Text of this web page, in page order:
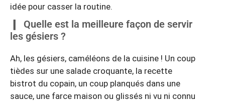
idée pour casser la routine.
Quelle est la meilleure façon de servir
les gésiers ?
Ah, les gésiers, caméléons de la cuisine ! Un coup
tièdes sur une salade croquante, la recette
bistrot du copain, un coup planqués dans une
sauce, une farce maison ou glissés ni vu ni connu